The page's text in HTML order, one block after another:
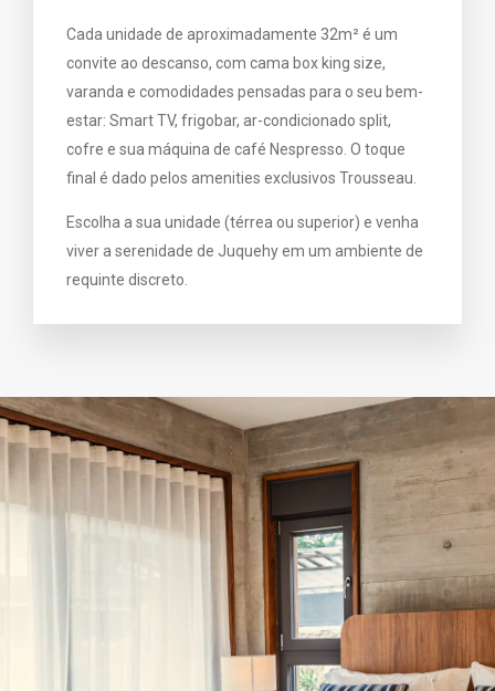
Cada unidade de aproximadamente 32m² é um
convite ao descanso, com cama box king size,
varanda e comodidades pensadas para o seu bem-
estar: Smart TV, frigobar, ar-condicionado split,
cofre e sua máquina de café Nespresso. O toque
final é dado pelos amenities exclusivos Trousseau.
Escolha a sua unidade (térrea ou superior) e venha
viver a serenidade de Juquehy em um ambiente de
requinte discreto.